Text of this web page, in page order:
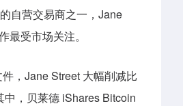
自营交易商之一，Jane
最受市场关注。
，Jane Street 大幅削减比
中 ， 贝莱德 iShares Bitcoin